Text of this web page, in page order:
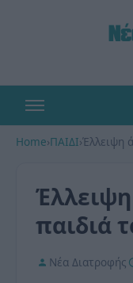
Home›ΠΑΙΔΙ›Έλλειψη
παιδιά
Νέα Διατροφής